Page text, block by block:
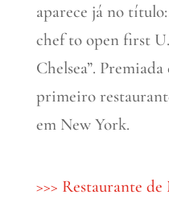
aparece já no
chef to open first
Chelsea”.
primeiro
em New York.
>>> Restaurante